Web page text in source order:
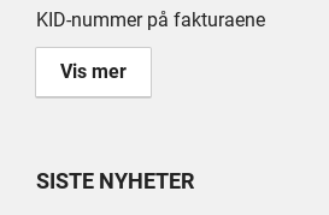
KID-nummer på fakturaene
Vis mer
SISTE NYHETER